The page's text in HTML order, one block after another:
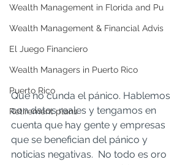
Wealth Management in Florida and Pu
Wealth Management & Financial Advis
El Juego Financiero
Wealth Managers in Puerto Rico
Puerto Rico
Retirement plans
Que no cunda el pánico. Hablemos
con datos reales y tengamos en
cuenta que hay gente y empresas
que se benefician del pánico y
noticias negativas.  No todo es oro